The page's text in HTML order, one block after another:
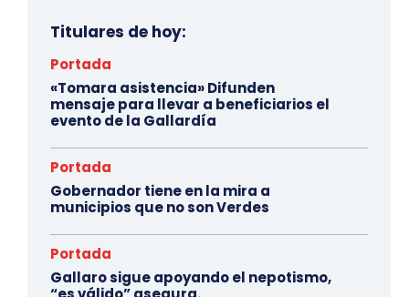
Titulares de hoy:
Portada
«Tomara asistencia» Difunden
mensaje para llevar a beneficiarios el
evento de la Gallardía
Portada
Gobernador tiene en la mira a
municipios que no son Verdes
Portada
Gallaro sigue apoyando el nepotismo,